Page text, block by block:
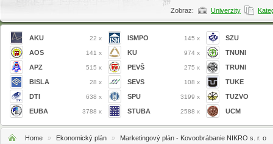
Zobraz: Univerzity
AKU 22 x
AOS 141 x
APZ 515 x
BISLA 28 x
DTI 638 x
EUBA 3788 x
ISMPO 145 x
KU 974 x
PEVŠ 275 x
SEVS 108 x
SPU 3199 x
STUBA 2588 x
SZU
TNUNI
TRUNI
TUKE
TUZVO
UCM
Home » Ekonomický plán » Marketingový plán - Kovoobrábanie NIKRO s. r. o